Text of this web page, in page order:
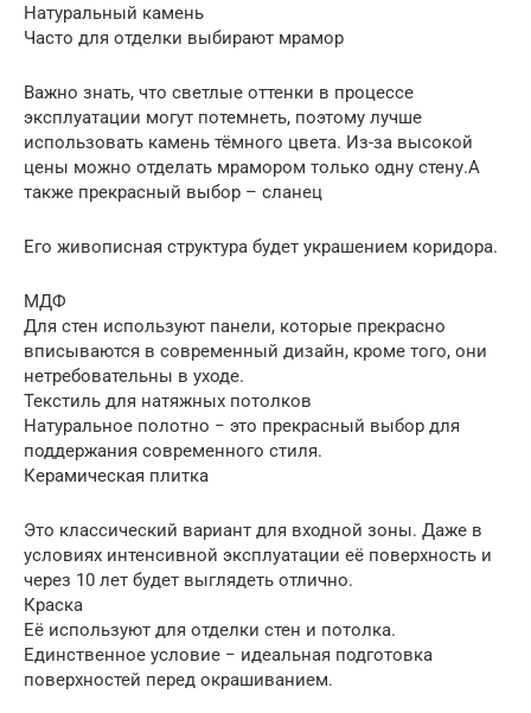
Натуральный камень
Часто для отделки выбирают мрамор
Важно знать, что светлые оттенки в процессе
эксплуатации могут потемнеть, поэтому лучше
использовать камень тёмного цвета. Из-за высокой
цены можно отделать мрамором только одну стену.А
также прекрасный выбор – сланец
Его живописная структура будет украшением коридора.
МДФ
Для стен используют панели, которые прекрасно
вписываются в современный дизайн, кроме того, они
нетребовательны в уходе.
Текстиль для натяжных потолков
Натуральное полотно − это прекрасный выбор для
поддержания современного стиля.
Керамическая плитка
Это классический вариант для входной зоны. Даже в
условиях интенсивной эксплуатации её поверхность и
через 10 лет будет выглядеть отлично.
Краска
Её используют для отделки стен и потолка.
Единственное условие − идеальная подготовка
поверхностей перед окрашиванием.